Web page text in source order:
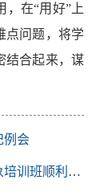
，在“用好”上
点问题，将学
结合起来，谋
例会
班顺利举办